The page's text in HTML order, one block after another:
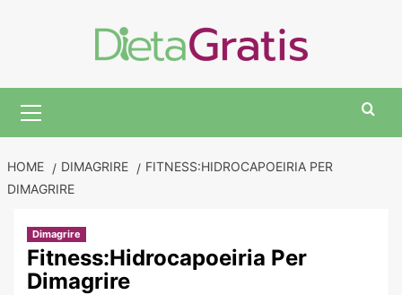
Menu
HOME DIMAGRIRE
FITNESS:HIDROCAPOEIRIA PER
DIMAGRIRE
Dimagrire
Fitness:Hidrocapoeiria Per
Dimagrire